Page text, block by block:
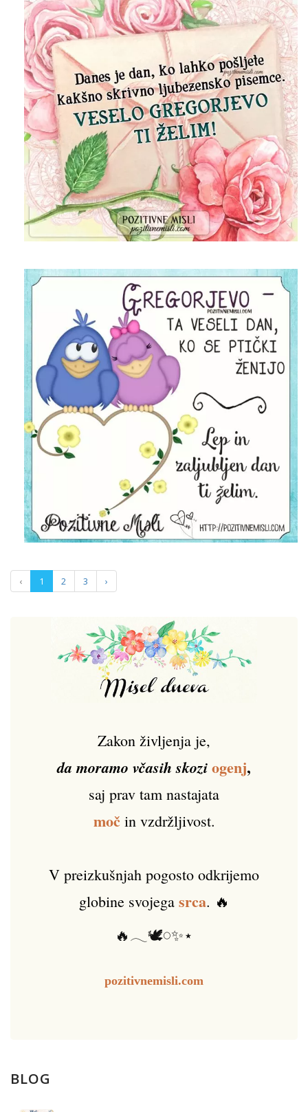
‹ 1 2 3 ›
Zakon življenja je,
da moramo včasih skoziogenj,
saj prav tam nastajata
močin vzdržljivost.
V preizkušnjah pogosto odkrijemo
globine svojega srca. 🔥
🔥𓂃🕊️𓏸✨⋆
pozitivnemisli.com
BLOG